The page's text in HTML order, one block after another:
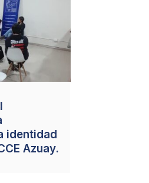
identidad
Azuay.